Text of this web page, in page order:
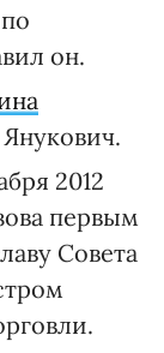
он.
2012
первым
Совета